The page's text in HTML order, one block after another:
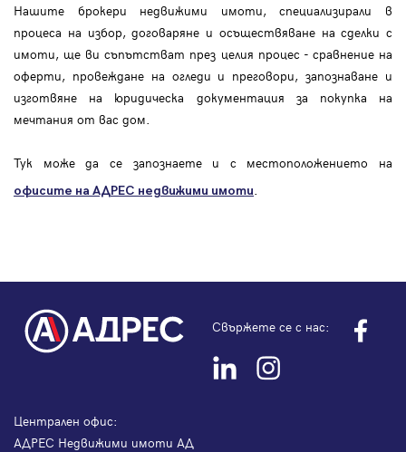
Нашите брокери недвижими имоти, специализирали в
процеса на избор, договаряне и осъществяване на сделки с
имоти, ще ви съпътстват през целия процес - сравнение на
оферти, провеждане на огледи и преговори, запознаване и
изготвяне на юридическа документация за покупка на
мечтания от вас дом.
Тук може да се запознаете и с местоположението на
офисите на АДРЕС недвижими имоти.
Свържете се с нас:
Централен офис:
АДРЕС Недвижими имоти АД